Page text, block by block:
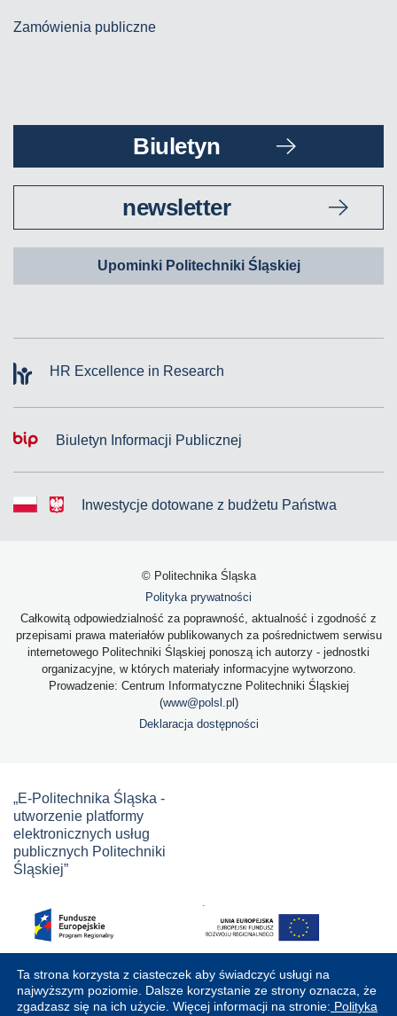
Zamówienia publiczne
Biuletyn
newsletter
Upominki Politechniki Śląskiej
HR Excellence in Research
Biuletyn Informacji Publicznej
Inwestycje dotowane z budżetu Państwa
© Politechnika Śląska
Polityka prywatności
Całkowitą odpowiedzialność za poprawność, aktualność i zgodność z
przepisami prawa materiałów publikowanych za pośrednictwem serwisu
internetowego Politechniki Śląskiej ponoszą ich autorzy - jednostki
organizacyjne, w których materiały informacyjne wytworzono.
Prowadzenie: Centrum Informatyczne Politechniki Śląskiej
(www@polsl.pl )
Deklaracja dostępności
„E-Politechnika Śląska -
utworzenie platformy
elektronicznych usług
publicznych Politechniki
Śląskiej”
Ta strona korzysta z ciasteczek aby świadczyć usługi na
najwyższym poziomie. Dalsze korzystanie ze strony oznacza, że
zgadzasz się na ich użycie. Więcej informacji na stronie: Polityka